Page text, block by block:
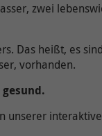
zwei
Das heißt, es sind
vorhanden.
unserer